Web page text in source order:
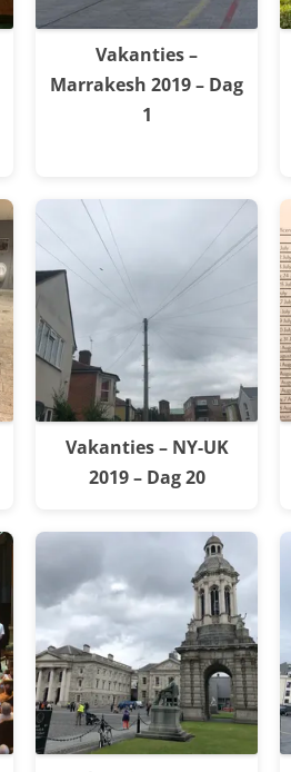
Vakanties –
Marrakesh 2019 – Dag
1
Vakanties – NY-UK
2019 – Dag 20